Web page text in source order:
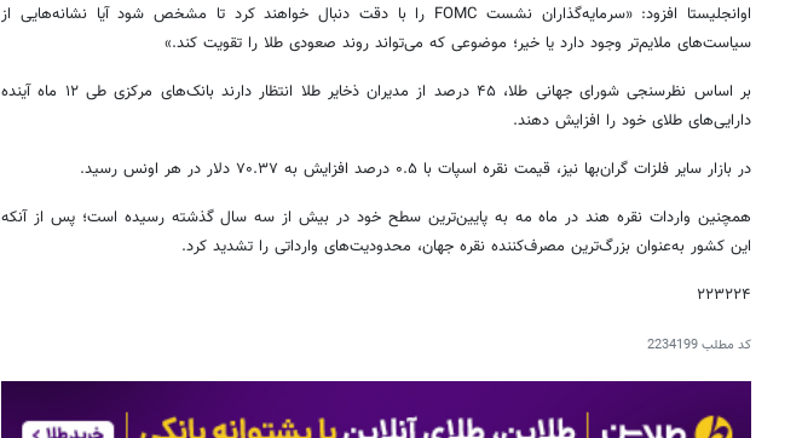
اوانجلیستا افزود: «سرمایه‌گذاران نشست FOMC را با دقت دنبال خواهند کرد تا مشخص شود آیا نشانه‌هایی از
سیاست‌های ملایم‌تر وجود دارد یا خیر؛ موضوعی که می‌تواند روند صعودی طلا را تقویت کند.»
بر اساس نظرسنجی شورای جهانی طلا، ۴۵ درصد از مدیران ذخایر طلا انتظار دارند بانک‌های مرکزی طی ۱۲ ماه آینده
دارایی‌های طلای خود را افزایش دهند.
در بازار سایر فلزات گران‌بها نیز، قیمت نقره اسپات با ۰.۵ درصد افزایش به ۷۰.۳۷ دلار در هر اونس رسید.
همچنین واردات نقره هند در ماه مه به پایین‌ترین سطح خود در بیش از سه سال گذشته رسیده است؛ پس از آنکه
این کشور به‌عنوان بزرگ‌ترین مصرف‌کننده نقره جهان، محدودیت‌های وارداتی را تشدید کرد.
۲۲۳۲۲۴
کد مطلب2234199